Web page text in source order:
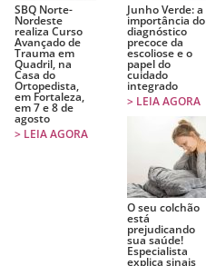
SBQ Norte-
Nordeste
realiza Curso
Avançado de
Trauma em
Quadril, na
Casa do
Ortopedista,
em Fortaleza,
em 7 e 8 de
agosto
> LEIA AGORA
Junho Verde: a
importância do
diagnóstico
precoce da
escoliose e o
papel do
cuidado
integrado
> LEIA AGORA
O seu colchão
está
prejudicando
sua saúde!
Especialista
explica sinais